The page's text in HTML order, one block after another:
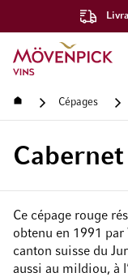
Aller à la page d'accueil
Accueil Cépages
Ce cépage rouge
obtenu en 1991 par
canton suisse du
aussi au mildiou, à